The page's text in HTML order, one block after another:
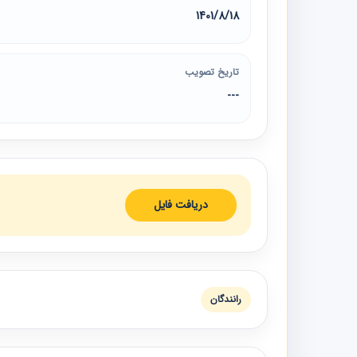
1401/8/18
تاریخ تصویب
---
دریافت فایل
رانندگان